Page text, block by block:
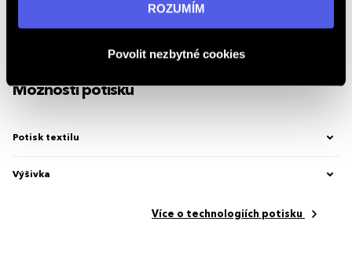
ROZUMÍM
Povolit nezbytné cookies
2.654084.5276
Možnosti potisku
Potisk textilu
Výšivka
Více o technologiích potisku